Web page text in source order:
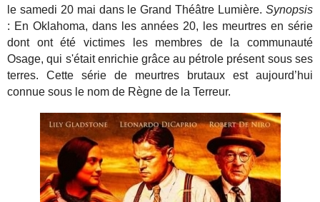
le samedi 20 mai dans le Grand Théâtre Lumière. Synopsis
: En Oklahoma, dans les années 20, les meurtres en série
dont ont été victimes les membres de la communauté
Osage, qui s'était enrichie grâce au pétrole présent sous ses
terres. Cette série de meurtres brutaux est aujourd’hui
connue sous le nom de Règne de la Terreur.